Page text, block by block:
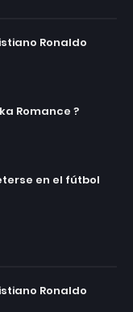
Ronaldo
Romance ?
en el fútbol
Ronaldo